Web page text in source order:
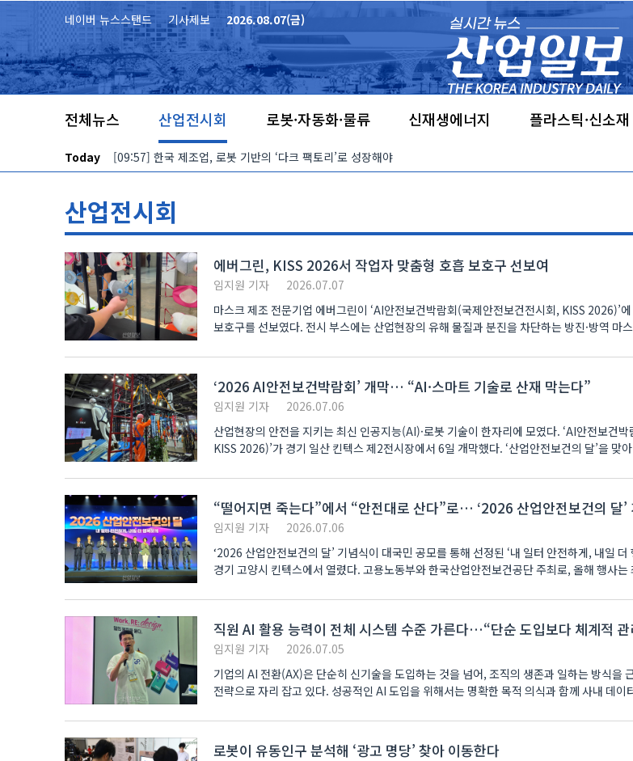
본문 바로가기
네이버 뉴스스탠드 기사제보 2026.08.07(금)
전체뉴스 산업전시회 로봇·자동화·물류 신재생에너지 플라스틱·신소재
Today
산업전시회
에버그린, KISS 2026서 작업자 맞춤형 호흡 보호구 선보여
임지원 기자
2026.07.07
마스크 제조 전문기업 에버그린이 ‘AI안전보건박람회(국제안전보건전시회, KISS 2026)’
보호구를 선보였다. 전시 부스에는 산업현장의 유해 물질과 분진을 차단하는 방진·방역 마스크 라인업이 배치됐다. 특히
‘2026 AI안전보건박람회’ 개막… “AI·스마트 기술로 산재 막는다”
임지원 기자
2026.07.06
산업현장의 안전을 지키는 최신 인공지능(AI)·로봇 기술이 한자리에 모였다. ‘AI안전보건
KISS 2026)’가 경기 일산 킨텍스 제2전시장에서 6일 개막했다. ‘산업안전보건의 달’을 맞
“떨어지면 죽는다”에서 “안전대로 산다”로… ‘2026 산업안전보건의 달’
임지원 기자
2026.07.06
‘2026 산업안전보건의 달’ 기념식이 대국민 공모를 통해 선정된 ‘내 일터 안전하게, 내일 더
경기 고양시 킨텍스에서 열렸다. 고용노동부와 한국산업안전보건공단 주최로, 올해 행사
직원 AI 활용 능력이 전체 시스템 수준 가른다…“단순 도입보다 체계적
임지원 기자
2026.07.05
기업의 AI 전환(AX)은 단순히 신기술을 도입하는 것을 넘어, 조직의 생존과 일하는 방식을
전략으로 자리 잡고 있다. 성공적인 AI 도입을 위해서는 명확한 목적 의식과 함께 사내 데
로봇이 유동인구 분석해 ‘광고 명당’ 찾아 이동한다